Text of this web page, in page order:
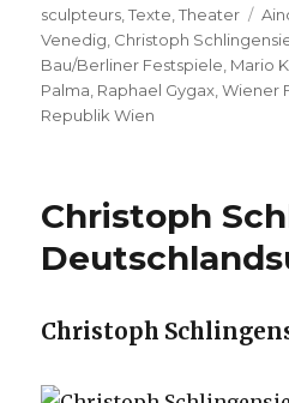
sculpteurs ,Texte ,Theater
Venedig Christoph
Bau/Berliner Festspiele Mario
Palma Raphael Gygax ,Wiener
Republik Wien
Christoph
Christoph